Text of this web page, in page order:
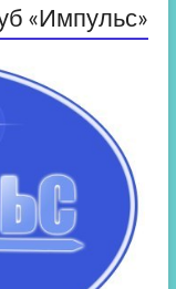
«Импульс»